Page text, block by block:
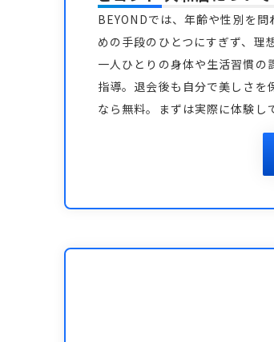
BEYONDでは、年齢や性別を
めの手段のひとつにすぎず、理
一人ひとりの身体や生活習慣
指導。退会後も自分で美しさ
なら無料。まずは実際に体験し